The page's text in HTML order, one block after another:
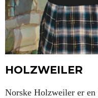
HOLZWEILER
Norske Holzweiler er